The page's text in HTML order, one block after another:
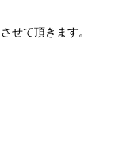
せて頂きます。